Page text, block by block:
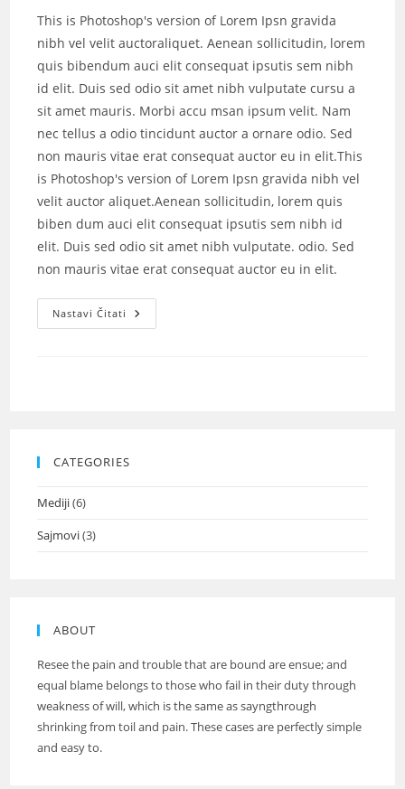
This is Photoshop's version of Lorem Ipsn gravida
nibh vel velit auctoraliquet. Aenean sollicitudin, lorem
quis bibendum auci elit consequat ipsutis sem nibh
id elit. Duis sed odio sit amet nibh vulputate cursu a
sit amet mauris. Morbi accu msan ipsum velit. Nam
nec tellus a odio tincidunt auctor a ornare odio. Sed
non mauris vitae erat consequat auctor eu in elit.This
is Photoshop's version of Lorem Ipsn gravida nibh vel
velit auctor aliquet.Aenean sollicitudin, lorem quis
biben dum auci elit consequat ipsutis sem nibh id
elit. Duis sed odio sit amet nibh vulputate. odio. Sed
non mauris vitae erat consequat auctor eu in elit.
Nastavi Čitati
CATEGORIES
Mediji(6)
Sajmovi(3)
ABOUT
Resee the pain and trouble that are bound are ensue; and
equal blame belongs to those who fail in their duty through
weakness of will, which is the same as sayngthrough
shrinking from toil and pain. These cases are perfectly simple
and easy to.